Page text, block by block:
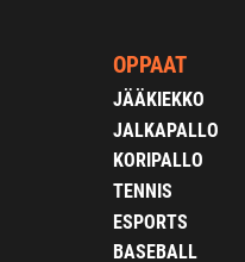
OPPAAT
JÄÄKIEKKO
JALKAPALLO
KORIPALLO
TENNIS
ESPORTS
BASEBALL